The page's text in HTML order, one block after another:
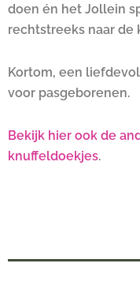
doen én het Jollein
rechtstreeks naar de
Kortom, een
voor pasgeborenen.
Bekijk hier ook de
knuffeldoekjes.